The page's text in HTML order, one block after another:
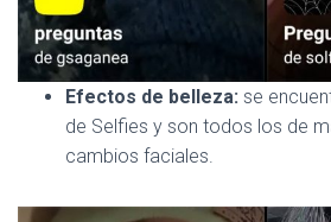
Efectos de belleza: se
de Selfies y son todos los de
cambios faciales.